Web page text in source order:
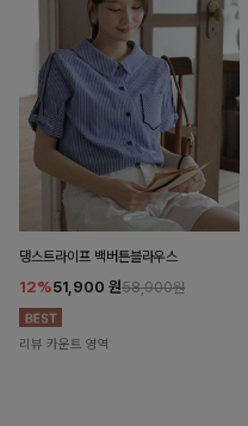
댕스트라이프 백버튼블라우스
12%51,900 원58,900원
리뷰 카운트 영역